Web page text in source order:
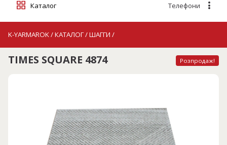
Каталог Телефони
K-YARMAROK/КАТАЛОГ/ШАГГИ /
TIMES SQUARE 4874 Розпродаж!